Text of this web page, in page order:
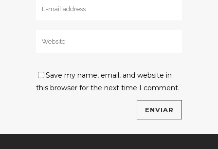
Save my name, email, and website in
this browser for the next time I comment.